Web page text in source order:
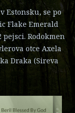
Estonsku, se po
Flake Emerald
Rodokmen
otce Axela
Draka (Sireva